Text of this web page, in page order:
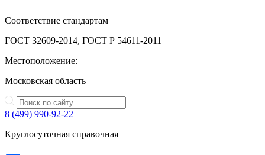
Соответствие стандартам
ГОСТ 32609-2014, ГОСТ Р 54611-2011
Местоположение:
Московская область
8 (499) 990-92-22
Круглосуточная справочная